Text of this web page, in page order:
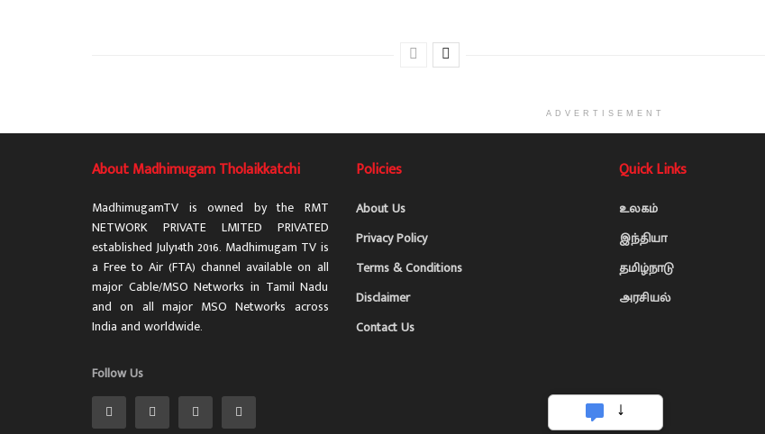
ADVERTISEMENT
About Madhimugam Tholaikkatchi
MadhimugamTV is owned by the RMT
NETWORK PRIVATE LMITED PRIVATED
established July14th 2016. Madhimugam TV is
a Free to Air (FTA) channel available on all
major Cable/MSO Networks in Tamil Nadu
and on all major MSO Networks across
India and worldwide.
Follow Us
Policies
About Us
Privacy Policy
Terms & Conditions
Disclaimer
Contact Us
Quick Links
உலகம்
இந்தியா
தமிழ்நாடு
அரசியல்